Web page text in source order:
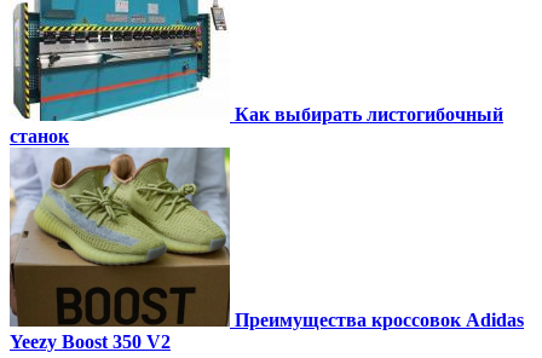
Как выбирать листогибочный
станок
Преимущества кроссовок Adidas
Yeezy Boost 350 V2